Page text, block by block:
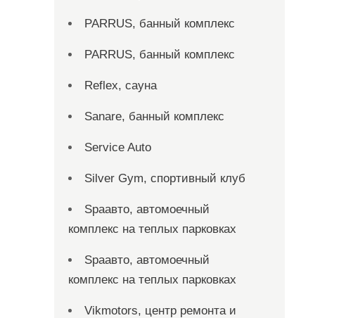
PARRUS, банный комплекс
PARRUS, банный комплекс
Reflex, сауна
Sanare, банный комплекс
Service Auto
Silver Gym, спортивный клуб
Spaавто, автомоечный
комплекс на теплых парковках
Spaавто, автомоечный
комплекс на теплых парковках
Vikmotors, центр ремонта и